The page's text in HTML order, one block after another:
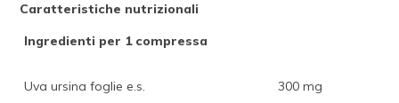
Caratteristiche nutrizionali
Ingredienti per 1 compressa
Uva ursina foglie e.s. 300 mg